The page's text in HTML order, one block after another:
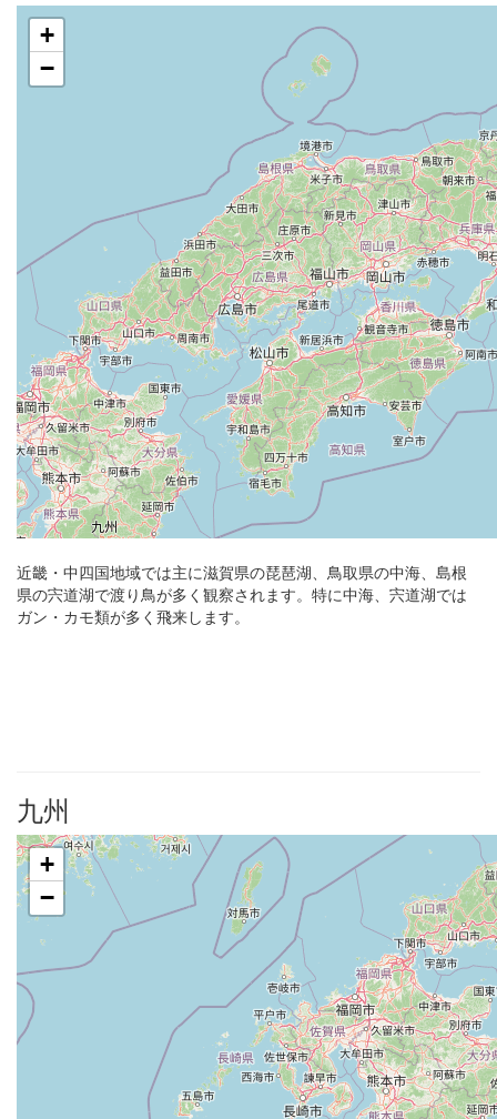
+
−
近畿・中四国地域では主に滋賀県の琵琶湖、鳥取県の中海、島根
県の宍道湖で渡り鳥が多く観察されます。特に中海、宍道湖では
ガン・カモ類が多く飛来します。
九州
+
−